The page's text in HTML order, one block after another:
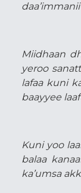
Miidhaan
yeroo
lafaa kuni
baayyee
Kuni yoo
balaa
ka’umsa